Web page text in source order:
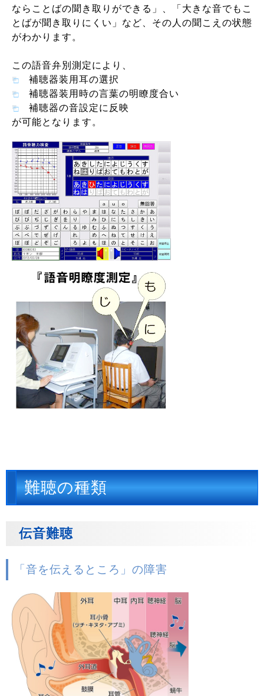
ならことばの聞き取りができる」、「大きな音でもこ
とばが聞き取りにくい」など、その人の聞こえの状態
がわかります。
この語音弁別測定により、
補聴器装用耳の選択
補聴器装用時の言葉の明瞭度合い
補聴器の音設定に反映
が可能となります。
難聴の種類
伝音難聴
「音を伝えるところ」の障害